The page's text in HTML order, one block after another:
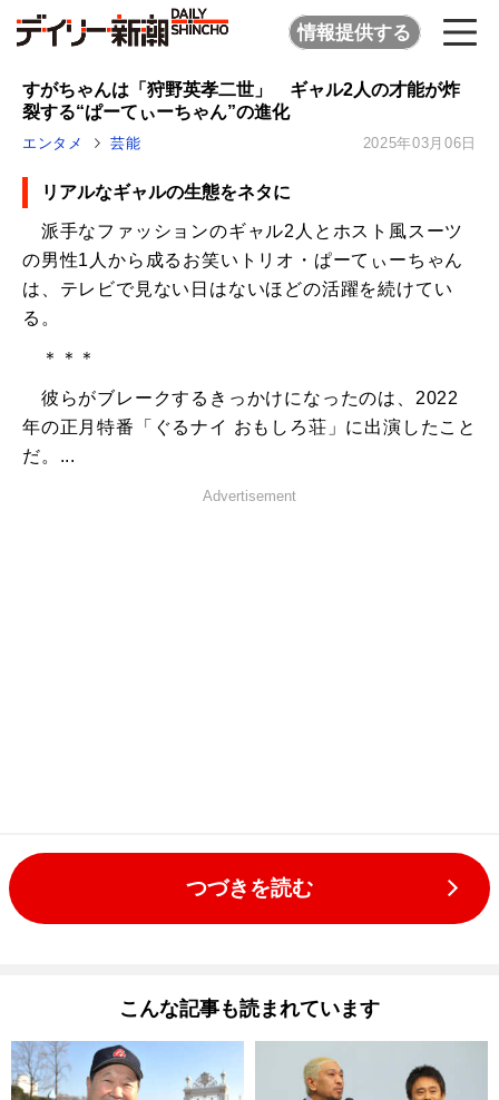
情報提供する
すがちゃんは「狩野英孝二世」 ギャル2人の才能が炸
裂する“ぱーてぃーちゃん”の進化
エンタメ 芸能 2025年03月06日
リアルなギャルの生態をネタに
派手なファッションのギャル2人とホスト風スーツ
の男性1人から成るお笑いトリオ・ぱーてぃーちゃん
は、テレビで見ない日はないほどの活躍を続けてい
る。
＊＊＊
彼らがブレークするきっかけになったのは、2022
年の正月特番「ぐるナイ おもしろ荘」に出演したこと
だ。...
Advertisement
つづきを読む
こんな記事も読まれています